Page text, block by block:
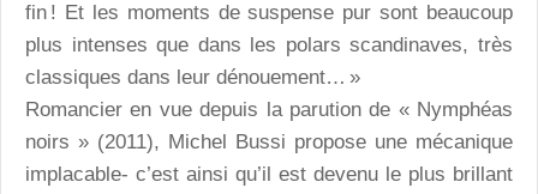
fin ! Et les moments de suspense pur sont beaucoup
plus intenses que dans les polars scandinaves, très
classiques dans leur dénouement… »
Romancier en vue depuis la parution de « Nymphéas
noirs » (2011), Michel Bussi propose une mécanique
implacable- c’est ainsi qu’il est devenu le plus brillant